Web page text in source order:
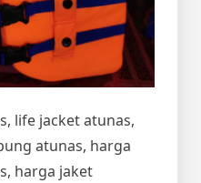
life jacket atunas,
atunas, harga
harga jaket